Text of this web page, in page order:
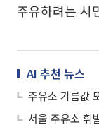
주유하려는 시
AI 추천 뉴스
주유소 기름값
서울 주유소 휘